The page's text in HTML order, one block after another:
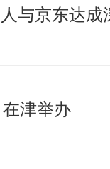
与京东达成
津举办